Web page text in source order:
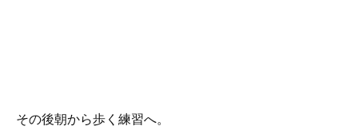
その後朝から歩く練習へ。